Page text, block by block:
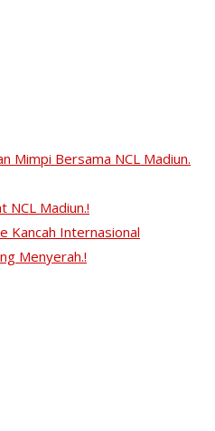
Mimpi Bersama NCL Madiun.
NCL Madiun.!
Kancah Internasional
Menyerah.!